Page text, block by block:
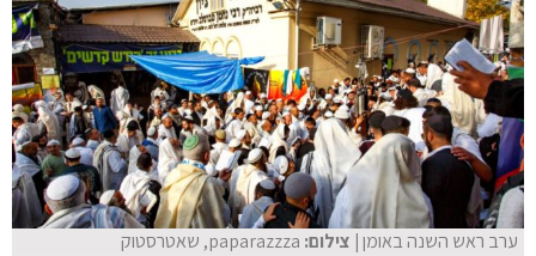
ערב ראש השנה באומן| צילום: paparazzza, שאטרסטוק